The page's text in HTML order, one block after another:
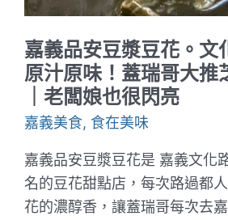
火
雞
肉
香
甜
好
吃
嘉義品安豆漿豆花。文
原汁原味！蓋瑞哥大推
｜老闆娘也很閃亮
嘉義美食, 食在美味
嘉義品安豆漿豆花是 嘉義文化
名的豆花甜點店，每次路過都
花的濃醇香，讓蓋瑞哥每次去